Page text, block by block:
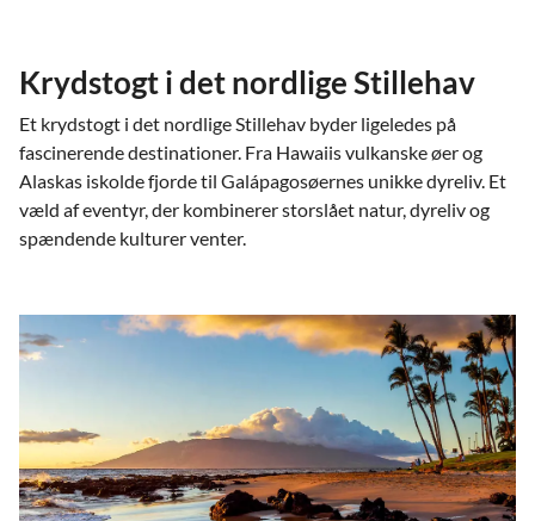
Krydstogt i det nordlige Stillehav
Et krydstogt i det nordlige Stillehav byder ligeledes på
fascinerende destinationer. Fra Hawaiis vulkanske øer og
Alaskas iskolde fjorde til Galápagosøernes unikke dyreliv. Et
væld af eventyr, der kombinerer storslået natur, dyreliv og
spændende kulturer venter.